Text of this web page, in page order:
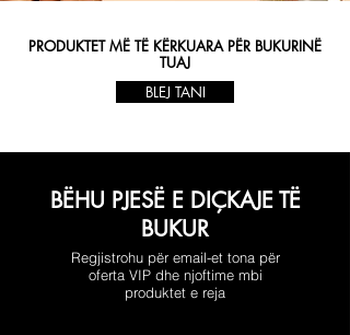
PRODUKTET MË TË KËRKUARA PËR BUKURINË
TUAJ
BLEJ TANI
BËHU PJESË E DIÇKAJE TË
BUKUR
Regjistrohu për email-et tona për
oferta VIP dhe njoftime mbi
produktet e reja